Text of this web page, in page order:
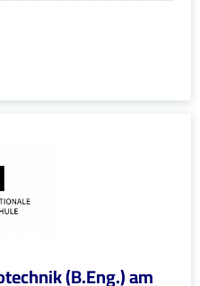
(B.Eng.) am